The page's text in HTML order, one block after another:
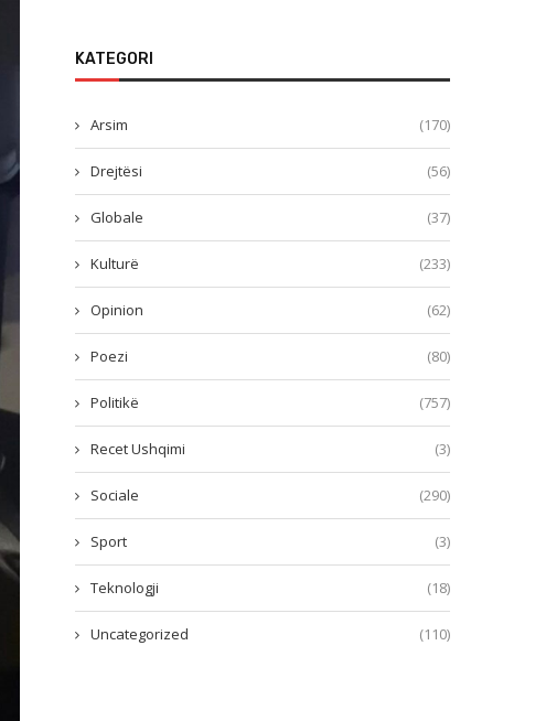
KATEGORI
Arsim (170)
Drejtësi (56)
Globale (37)
Kulturë (233)
Opinion (62)
Poezi (80)
Politikë (757)
Recet Ushqimi (3)
Sociale (290)
Sport (3)
Teknologji (18)
Uncategorized (110)